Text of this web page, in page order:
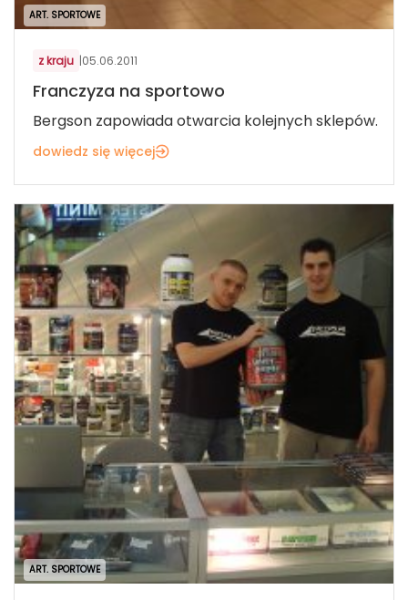
ART. SPORTOWE
z kraju |05.06.2011
Franczyza na sportowo
Bergson zapowiada otwarcia kolejnych sklepów.
dowiedz się więcej
ART. SPORTOWE